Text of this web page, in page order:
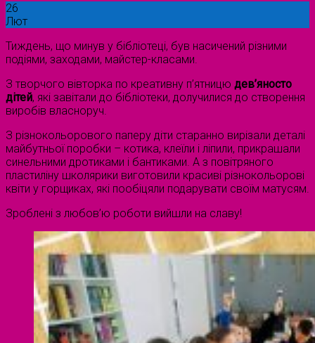
26
Лют
Тиждень, що минув у бібліотеці, був насичений різними
подіями, заходами, майстер-класами.
З творчого вівторка по креативну п’ятницю дев’яносто
дітей, які завітали до бібліотеки, долучилися до створення
виробів власноруч.
З різнокольорового паперу діти старанно вирізали деталі
майбутньої поробки – котика, клеїли і ліпили, прикрашали
синельними дротиками і бантиками. А з повітряного
пластиліну школярики виготовили красиві різнокольорові
квіти у горщиках, які пообіцяли подарувати своїм матусям.
Зроблені з любов’ю роботи вийшли на славу!